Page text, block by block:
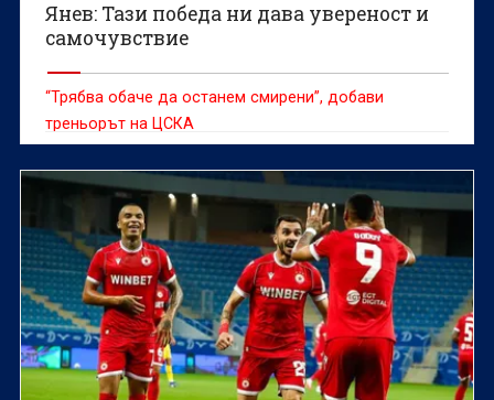
Янев: Тази победа ни дава увереност и
самочувствие
“Трябва обаче да останем смирени”, добави
треньорът на ЦСКА